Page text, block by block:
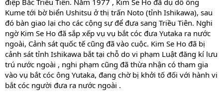
Kume tới bờ biển Ushitsu ở thị trấn Noto (tỉnh Ishikawa), sau
đó bàn giao lại cho các cộng sự để đưa sang Triều Tiên. Nghi
ngờ Kim Se Ho đã sắp xếp vụ vụ bắt cóc đưa Yutaka ra nước
ngoài, Cảnh sát quốc tế cũng đã vào cuộc. Kim Se Ho đã bị
cảnh sát tỉnh Ishikawa bắt tại chỗ do vi phạm Luật đăng kí lưu
trú nước ngoài , nghi phạm cũng đã thừa nhận có tham gia
vào vụ bắt cóc ông Yutaka, đang chờ bị khởi tố đối với hành vi
bắt cóc người đưa ra nước ngoài .